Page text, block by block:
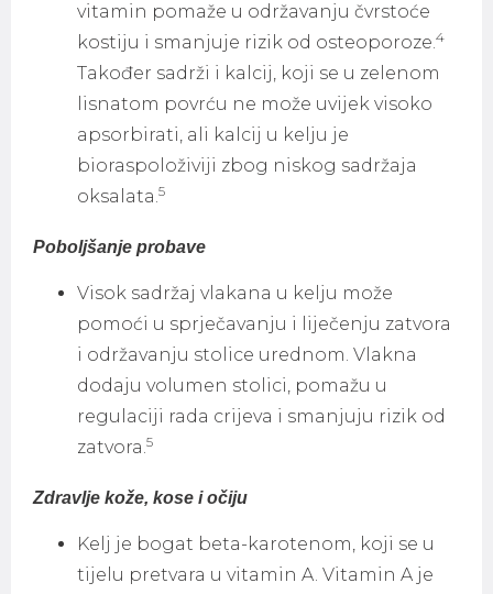
vitamin pomaže u održavanju čvrstoće
kostiju i smanjuje rizik od osteoporoze.4
Također sadrži i kalcij, koji se u zelenom
lisnatom povrću ne može uvijek visoko
apsorbirati, ali kalcij u kelju je
bioraspoloživiji zbog niskog sadržaja
oksalata.5
Poboljšanje probave
Visok sadržaj vlakana u kelju može
pomoći u sprječavanju i liječenju zatvora
i održavanju stolice urednom. Vlakna
dodaju volumen stolici, pomažu u
regulaciji rada crijeva i smanjuju rizik od
zatvora.5
Zdravlje kože, kose i očiju
Kelj je bogat beta-karotenom, koji se u
tijelu pretvara u vitamin A. Vitamin A je